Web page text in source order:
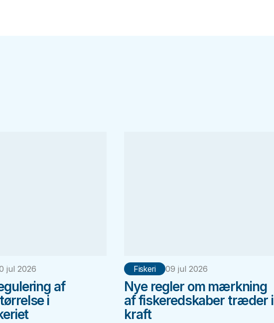
jul 2026
af
i
Fiskeri 09 jul 2026
Nye regler om mærkning
af fiskeredskaber træder i
kraft